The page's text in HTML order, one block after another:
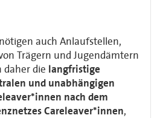
auch Anlaufstellen,
Trägern und Jugendämtern
daher die langfristige
und unabhängigen
nach dem
Careleaver*innen,